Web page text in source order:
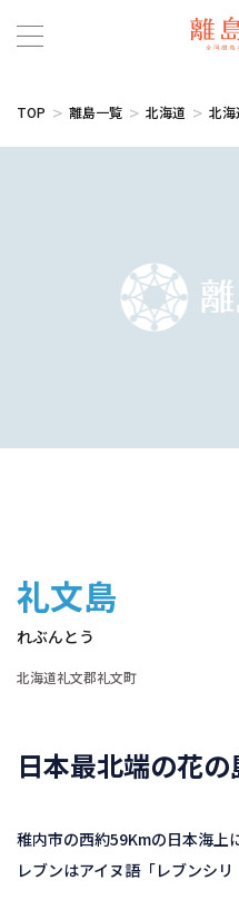
TOP 離島一覧 北海道 北海
礼文島
れぶんとう
北海道礼文郡礼文町
日本最北端の花の
稚内市の西約59Kmの日本海上
レブンはアイヌ語「レブンシリ